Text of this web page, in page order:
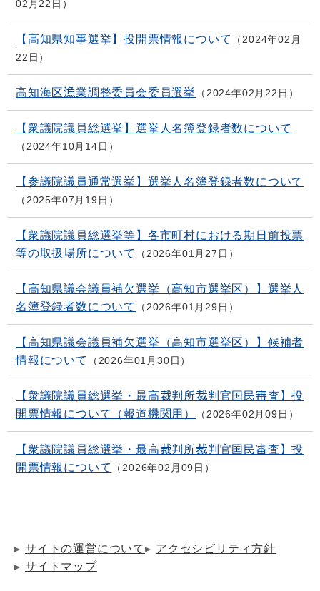
02月22日
【高知県知事選挙】投開票情報について
2024年02月
22日
高知海区漁業調整委員会委員選挙 2024年02月22日
【衆議院議員総選挙】選挙人名簿登録者数について
2024年10月14日
【参議院議員通常選挙】選挙人名簿登録者数について
2025年07月19日
【衆議院議員総選挙等】各市町村における期日前投票
等の取扱場所について
2026年01月27日
【高知県議会議員補欠選挙（高知市選挙区）】選挙人
名簿登録者数について
2026年01月29日
【高知県議会議員補欠選挙（高知市選挙区）】候補者
情報について
2026年01月30日
【衆議院議員総選挙・最高裁判所裁判官国民審査】投
開票情報について（報道機関用）
2026年02月09日
【衆議院議員総選挙・最高裁判所裁判官国民審査】投
開票情報について
2026年02月09日
サイトの運営について
アクセシビリティ方針
サイトマップ